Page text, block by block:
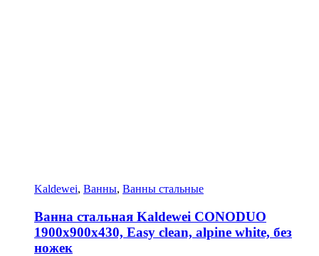
Kaldewei, Ванны, Ванны стальные
Ванна стальная Kaldewei CONODUO
1900х900х430, Easy clean, alpine white, без
ножек